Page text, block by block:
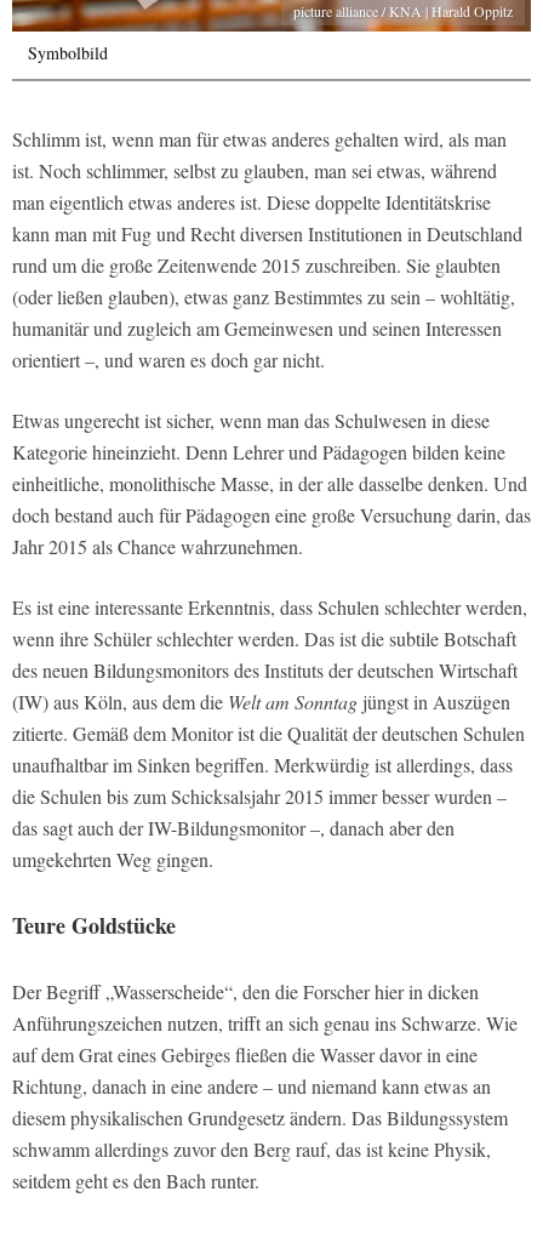
picture alliance / KNA | Harald Oppitz
Symbolbild
Schlimm ist, wenn man für etwas anderes gehalten wird, als man
ist. Noch schlimmer, selbst zu glauben, man sei etwas, während
man eigentlich etwas anderes ist. Diese doppelte Identitätskrise
kann man mit Fug und Recht diversen Institutionen in Deutschland
rund um die große Zeitenwende 2015 zuschreiben. Sie glaubten
(oder ließen glauben), etwas ganz Bestimmtes zu sein – wohltätig,
humanitär und zugleich am Gemeinwesen und seinen Interessen
orientiert –, und waren es doch gar nicht.
Etwas ungerecht ist sicher, wenn man das Schulwesen in diese
Kategorie hineinzieht. Denn Lehrer und Pädagogen bilden keine
einheitliche, monolithische Masse, in der alle dasselbe denken. Und
doch bestand auch für Pädagogen eine große Versuchung darin, das
Jahr 2015 als Chance wahrzunehmen.
Es ist eine interessante Erkenntnis, dass Schulen schlechter werden,
wenn ihre Schüler schlechter werden. Das ist die subtile Botschaft
des neuen Bildungsmonitors des Instituts der deutschen Wirtschaft
(IW) aus Köln, aus dem die Welt am Sonntag jüngst in Auszügen
zitierte. Gemäß dem Monitor ist die Qualität der deutschen Schulen
unaufhaltbar im Sinken begriffen. Merkwürdig ist allerdings, dass
die Schulen bis zum Schicksalsjahr 2015 immer besser wurden –
das sagt auch der IW-Bildungsmonitor –, danach aber den
umgekehrten Weg gingen.
Teure Goldstücke
Der Begriff „Wasserscheide“, den die Forscher hier in dicken
Anführungszeichen nutzen, trifft an sich genau ins Schwarze. Wie
auf dem Grat eines Gebirges fließen die Wasser davor in eine
Richtung, danach in eine andere – und niemand kann etwas an
diesem physikalischen Grundgesetz ändern. Das Bildungssystem
schwamm allerdings zuvor den Berg rauf, das ist keine Physik,
seitdem geht es den Bach runter.